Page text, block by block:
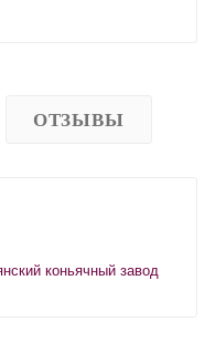
ОТЗЫВЫ
коньячный завод